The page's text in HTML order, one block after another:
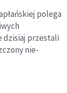
polega
dzisiaj przestali
nie-